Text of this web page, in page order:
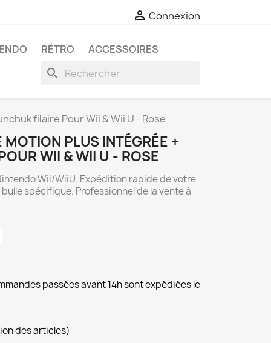
 Connexion
RÉTRO ACCESSOIRES
search
filaire Pour Wii & Wii U - Rose
PLUS INTÉGRÉE +
WII & WII U - ROSE
Wii/WiiU. Expédition rapide de votre
spécifique. Professionnel de la vente à
passées avant 14h sont expédiées le
des articles)